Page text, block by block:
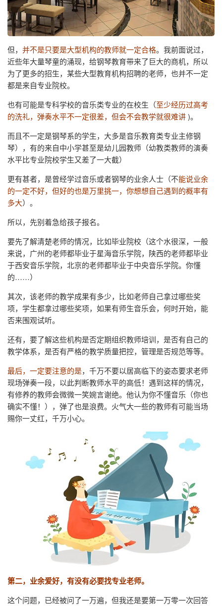
但， 并不是只要是大型机构的教师就一定合格。我前面说过，
近些年大量琴童的涌现，给钢琴教育带来了巨大的商机，所以
为了更多的招生，某些大型教育机构招聘的老师，也并不一定
都是来自专业院校。
也有可能是专科学校的音乐类专业的在校生（至少经历过高考
的洗礼，弹奏水平不一定很差，但会不会教学就很难讲)。
而且不一定是钢琴系的学生，大多是音乐教育类专业主修钢
琴），有的来自中小学甚至是幼儿园教师（幼教类教师的演奏
水平比专业院校学生又差了一大截）
更有甚者，是曾经学过音乐或者钢琴的业余人士（不能说业余
的一定不好，但好的也是万里挑一，你想想自己遇到的概率有
多大）。
所以，先别着急给孩子报名。
要先了解清楚老师的情况，比如毕业院校（这个水很深，一般
来说，广州的老师都毕业于星海音乐学院，陕西的老师都毕业
于西安音乐学院，北京的老师都毕业于中央音乐学院。你懂
的……）
其次，该老师的教学成果有多少，比如老师自己拿过哪些奖
项，学生都拿过哪些奖项，如果有师生音乐会，何时开始，能
否来围观试听。
还有，要了解这些机构是否定期组织教师培训，是否有自己的
教学体系，是否有严格的教学质量把控，管理是否规范等等。
最后，一定要注意的是，千万不要以居高临下的姿态要求老师
现场弹奏一段，以此判断教师水平的高低！遇到这样的情况，
有修养的教师会微微一笑婉言谢绝。他认为你不懂音乐（你也
确实不懂！），弹了也是浪费。火气大一些的教师有可能当场
赐你一丈红，千万小心。
第二，业余爱好，有没有必要找专业老师。
这个问题，已经被问了一万遍，但我还是要第一万零一次回答